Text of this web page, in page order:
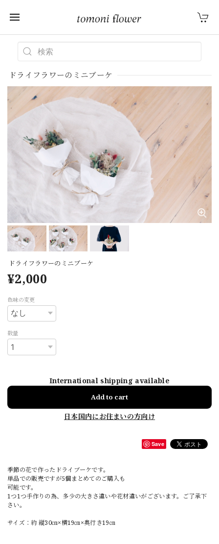
ドライフラワーのミニブーケ
ドライフラワーのミニブーケ
¥2,000
色味の変更
数量
International shipping available
Add to cart
日本国内にお住まいの方向け
Save
季節の花で作ったドライブーケです。
単品での販売ですが5個まとめてのご購入も
可能です。
1つ1つ手作りの為、多少の大きさ違いや花材違いがございます。ご了承下
さい。
サイズ：約 縦30㎝×横19㎝×奥行き19㎝